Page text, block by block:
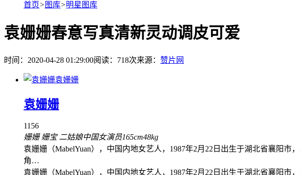
首页> 图库>明星图库
袁姗姗春意写真清新灵动调皮可爱
时间：2020-04-28 01:29:00阅读： 718次来源： 赞片网
袁姗姗
袁姗姗
1156
姗姗 姗宝 二姑娘中国女演员165cm48kg
袁姗姗（MabelYuan），中国内地女艺人，1987年2月22日出生于湖北省襄阳
角…
袁姗姗（MabelYuan），中国内地女艺人，1987年2月22日出生于湖北省襄阳